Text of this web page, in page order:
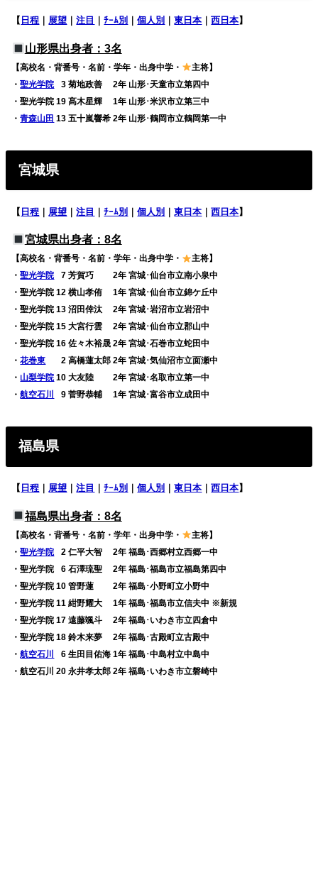
【 日程 展望 ｜注目 ｜ﾁｰﾑ別 ｜個人別 ｜東日本 ｜西日本】
山形県出身者：3名
【高校名・背番号・名前・学年・出身中学・
主将】
・聖光学院 03 菊地政善 2年 山形･天童市立第四中
・聖光学院 19 髙木星輝 1年 山形･米沢市立第三中
・青森山田 13 五十嵐響希 2年 山形･鶴岡市立鶴岡第一中
宮城県
【 日程 展望 ｜注目 ｜ﾁｰﾑ別 ｜個人別 ｜東日本 ｜西日本】
宮城県出身者：8名
【高校名・背番号・名前・学年・出身中学・
主将】
・聖光学院 07 芳賀巧 2年 宮城･仙台市立南小泉中
・聖光学院 12 横山孝侑 1年 宮城･仙台市立錦ケ丘中
・聖光学院 13 沼田倖汰 2年 宮城･岩沼市立岩沼中
・聖光学院 15 大宮行雲 2年 宮城･仙台市立郡山中
・聖光学院 16 佐々木裕晟 2年 宮城･石巻市立蛇田中
・花巻東 02 高橋蓮太郎 2年 宮城･気仙沼市立面瀬中
・ 山梨学院 10 大友陸 2年 宮城･名取市立第一中
・航空石川 09 菅野恭輔 1年 宮城･富谷市立成田中
福島県
【 日程 展望 ｜注目 ｜ﾁｰﾑ別 ｜個人別 ｜東日本 ｜西日本】
福島県出身者：8名
【高校名・背番号・名前・学年・出身中学・
主将】
・聖光学院 02 仁平大智 2年 福島･西郷村立西郷一中
・聖光学院
06 石澤琉聖 2年 福島･福島市立福島第四中
・聖光学院 10 管野蓮 2年 福島･小野町立小野中
・聖光学院 11 紺野耀大 1年 福島･福島市立信夫中 ※新規
・聖光学院 17 遠藤颯斗 2年 福島･いわき市立四倉中
・聖光学院 18 鈴木来夢 2年 福島･古殿町立古殿中
・航空石川 06 生田目佑海 1年 福島･中島村立中島中
・航空石川 20 永井孝太郎 2年 福島･いわき市立磐崎中